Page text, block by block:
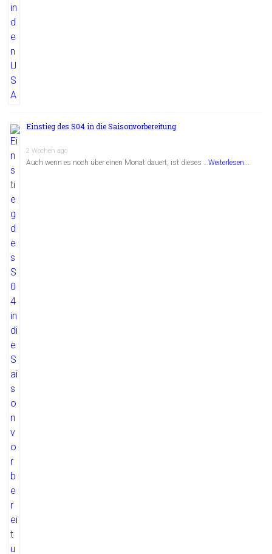
Einstieg des S04 in die Saisonvorbereitung
2 Wochen ago
Auch wenn es noch über einen Monat dauert, ist dieses …Weiterlesen...